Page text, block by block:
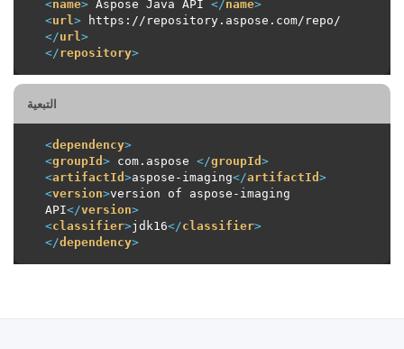
<name> Aspose Java API </name>
<url >
</url >
</repository>
التبعية
<dependency>
<groupId > com.aspose </groupId >
<artifactId >aspose-imaging</artifactId >
<version>version of aspose-imaging
API</version>
<classifier>jdk16</classifier>
</dependency>